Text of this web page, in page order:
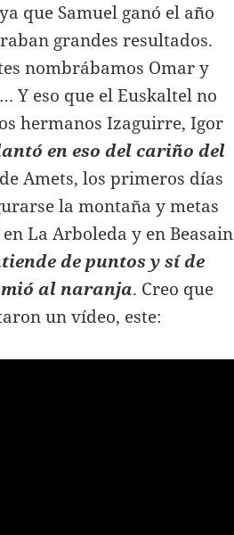
que Samuel ganó el año
grandes resultados.
nombrábamos Omar y
Y eso que el Euskaltel no
hermanos Izaguirre, Igor
en eso del cariño del
Amets, los primeros días
la montaña y metas
La Arboleda y en Beasain
de puntos y sí de
al naranja. Creo que
un vídeo, este: